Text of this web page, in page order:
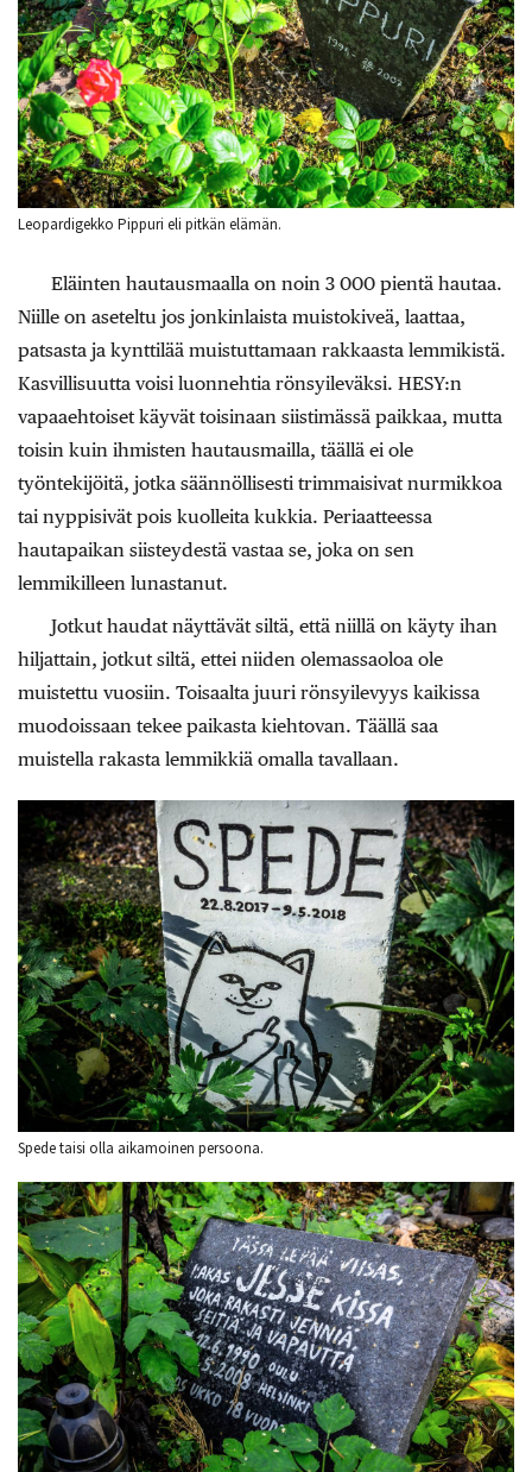
Leopardigekko Pippuri eli pitkän elämän.
Eläinten hautausmaalla on noin 3 000 pientä hautaa.
Niille on aseteltu jos jonkinlaista muistokiveä, laattaa,
patsasta ja kynttilää muistuttamaan rakkaasta lemmikistä.
Kasvillisuutta voisi luonnehtia rönsyileväksi. HESY:n
vapaaehtoiset käyvät toisinaan siistimässä paikkaa, mutta
toisin kuin ihmisten hautausmailla, täällä ei ole
työntekijöitä, jotka säännöllisesti trimmaisivat nurmikkoa
tai nyppisivät pois kuolleita kukkia. Periaatteessa
hautapaikan siisteydestä vastaa se, joka on sen
lemmikilleen lunastanut.
Jotkut haudat näyttävät siltä, että niillä on käyty ihan
hiljattain, jotkut siltä, ettei niiden olemassaoloa ole
muistettu vuosiin. Toisaalta juuri rönsyilevyys kaikissa
muodoissaan tekee paikasta kiehtovan. Täällä saa
muistella rakasta lemmikkiä omalla tavallaan.
Spede taisi olla aikamoinen persoona.